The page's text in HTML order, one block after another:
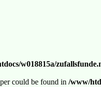
w018815a/
could be found in /www/